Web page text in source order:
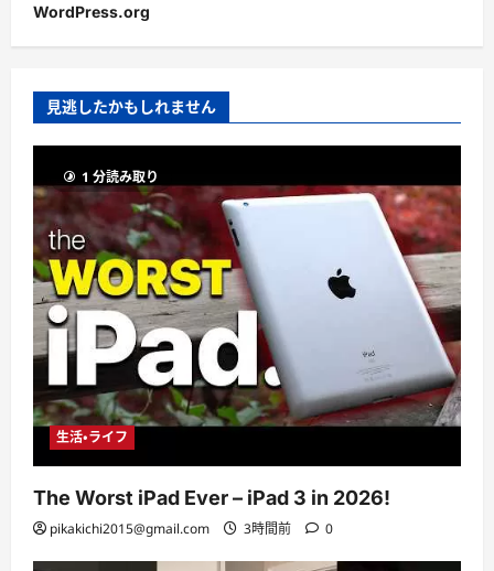
WordPress.org
見逃したかもしれません
1 分読み取り
生活・ライフ
The Worst iPad Ever – iPad 3 in 2026!
pikakichi2015@gmail.com 3時間前 0